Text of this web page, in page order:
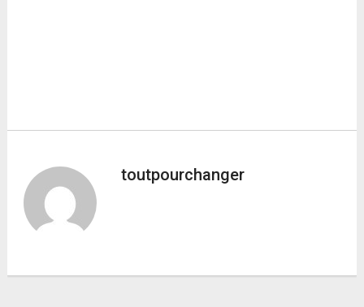
toutpourchanger